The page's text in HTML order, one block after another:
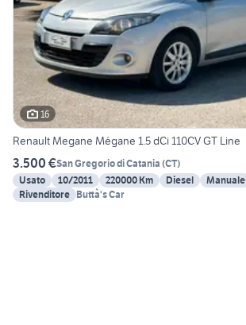
16
Renault Megane Mégane 1.5 dCi 110CV GT Line
3.500 €San Gregorio di Catania (CT)
Usato
10/2011 220000 Km Diesel Manuale
Rivenditore Buttà's Car